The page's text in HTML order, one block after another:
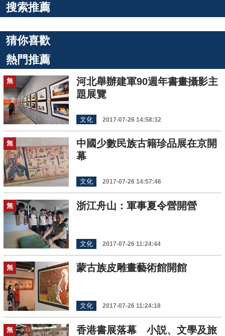
搜索推薦
猜你喜歡
熱門推薦
無
河北舉辦建軍90週年書畫攝影主
題展覽
文化 2017-07-26 14:58:32
無
中國少數民族古籍珍品展在京開
幕
文化 2017-07-26 14:57:46
無 浙江舟山：軍事夏令營開營
文化 2017-07-26 11:24:44
無 蒙古族皮雕畫藝術館開館
文化 2017-07-26 11:24:18
無
香港書展落幕 小説、文學及旅